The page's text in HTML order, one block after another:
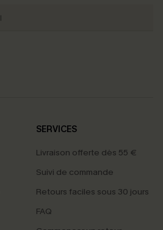
SERVICES
Livraison offerte dès 55 €
Suivi de commande
Retours faciles sous 30 jours
FAQ